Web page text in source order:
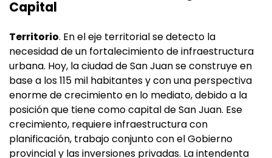
Capital
Territorio. En el eje territorial se detecto la
necesidad de un fortalecimiento de infraestructura
urbana. Hoy, la ciudad de San Juan se construye en
base a los 115 mil habitantes y con una perspectiva
enorme de crecimiento en lo mediato, debido a la
posición que tiene como capital de San Juan. Ese
crecimiento, requiere infraestructura con
planificación, trabajo conjunto con el Gobierno
provincial y las inversiones privadas. La intendenta